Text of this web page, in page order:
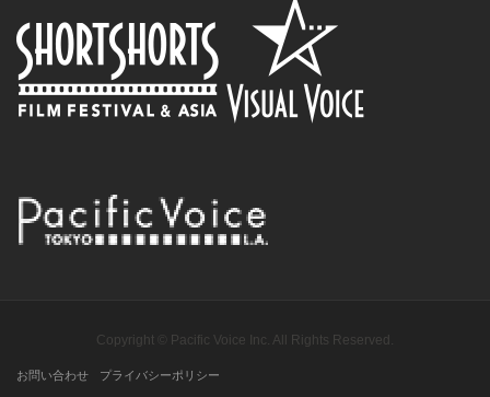
Copyright © Pacific Voice Inc. All Rights Reserved.
お問い合わせ プライバシーポリシー